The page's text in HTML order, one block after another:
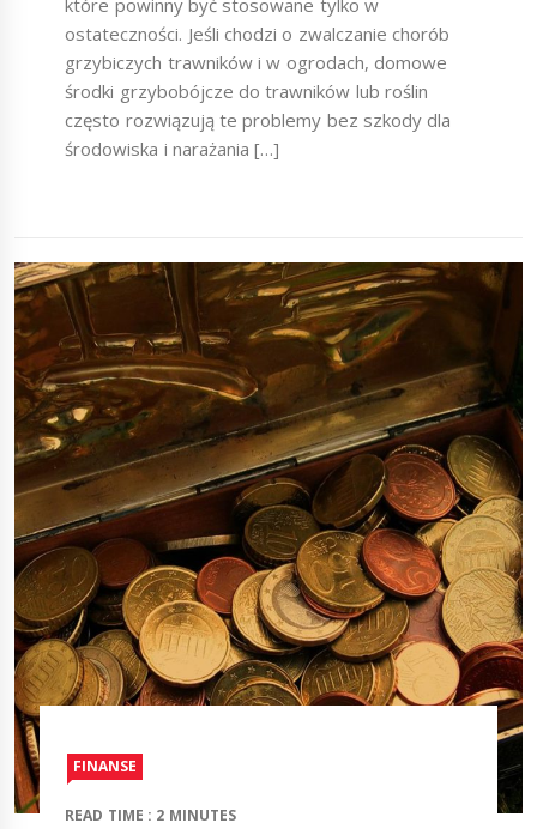
ostateczności. Jeśli chodzi o zwalczanie chorób
grzybiczych trawników i w ogrodach, domowe
środki grzybobójcze do trawników lub roślin
często rozwiązują te problemy bez szkody dla
środowiska i narażania […]
FINANSE
READ TIME : 2 MINUTES